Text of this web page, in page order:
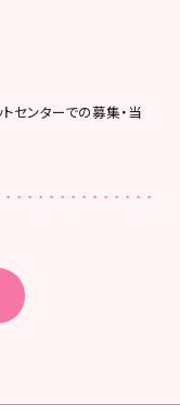
センターでの募集・当